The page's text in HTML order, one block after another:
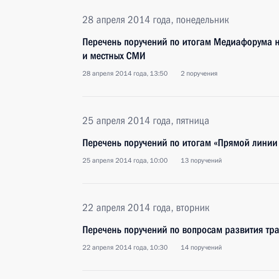
28 апреля 2014 года, понедельник
Перечень поручений по итогам Медиафорума
и местных СМИ
28 апреля 2014 года, 13:50 2 поручения
25 апреля 2014 года, пятница
Перечень поручений по итогам «Прямой
25 апреля 2014 года, 10:00 13 поручений
22 апреля 2014 года, вторник
Перечень поручений по вопросам развития
22 апреля 2014 года, 10:30 14 поручений